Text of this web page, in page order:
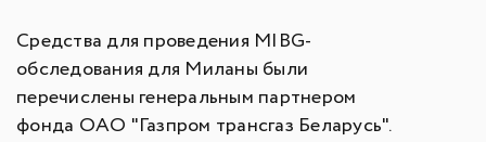
Средства для проведения MIBG-
обследования для Миланы были
перечислены генеральным партнером
фонда ОАО "Газпром трансгаз Беларусь".